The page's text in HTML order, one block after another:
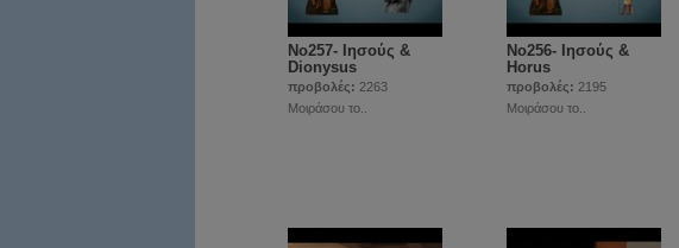
No257- Ιησούς &
Dionysus
προβολές: 2263
Μοιράσου το..
No256- Ιησούς &
Horus
προβολές: 2195
Μοιράσου το..